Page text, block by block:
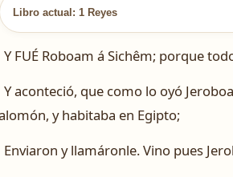
Libro actual: 1 Reyes
Y FUÉ Roboam á Sichêm; porque
Y aconteció, que como lo oyó
y habitaba en Egipto;
Enviaron y llamáronle. Vino pues